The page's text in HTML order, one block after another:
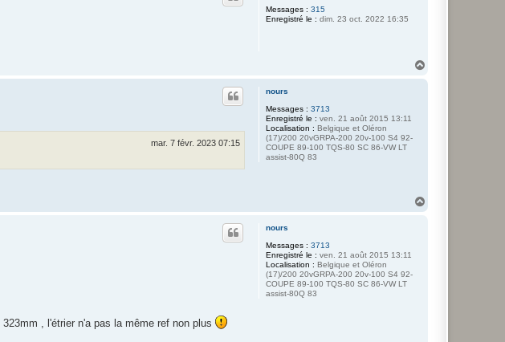
Messages : 315
Enregistré le : dim. 23 oct. 2022 16:35
nours
Messages : 3713
Enregistré le : ven. 21 août 2015 13:11
Localisation : Belgique et Oléron
(17)/200 20vGRPA-200 20v-100 S4 92-
COUPE 89-100 TQS-80 SC 86-VW LT
assist-80Q 83
mar. 7 févr. 2023 07:15
nours
Messages : 3713
Enregistré le : ven. 21 août 2015 13:11
Localisation : Belgique et Oléron
(17)/200 20vGRPA-200 20v-100 S4 92-
COUPE 89-100 TQS-80 SC 86-VW LT
assist-80Q 83
, l'étrier n'a pas la même ref non plus